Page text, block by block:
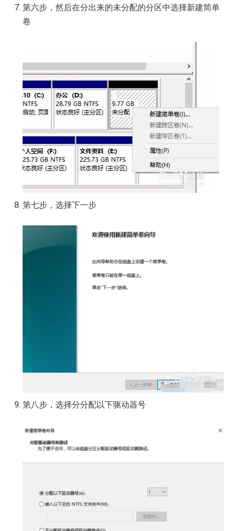
第六步，然后在分出来的未分配的分区中选择新建简单
卷
第七步，选择下一步
第八步，选择分分配以下驱动器号